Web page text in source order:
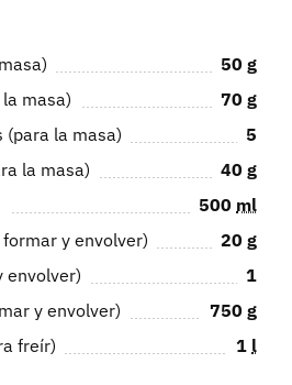
50 g
masa)
70 g
(para la masa)
5
la masa)
40 g
500 ml
y envolver)
20 g
envolver)
1
y envolver)
750 g
freír)
1 l